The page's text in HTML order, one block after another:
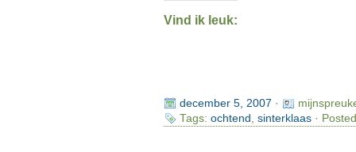
Vind ik leuk:
december 5, 2007 ·
Tags: ochtend sinterklaas·